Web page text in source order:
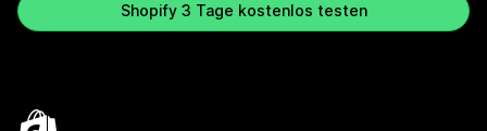
Shopify 3 Tage kostenlos testen